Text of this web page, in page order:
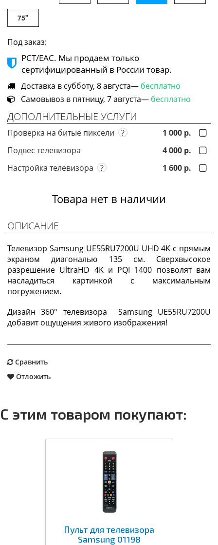
75"
Под заказ:
РСТ/ЕАС. Мы продаем только
сертифицированный в России товар.
Доставка в субботу, 8 августа— бесплатно
Самовывоз в пятницу, 7 августа— бесплатно
ДОПОЛНИТЕЛЬНЫЕ УСЛУГИ
Проверка на битые пиксели ?
1 000 р.
Подвес телевизора
4 000 р.
Настройка телевизора
? 1 600 р.
Товара нет в наличии
ОПИСАНИЕ
Телевизор Samsung UE55RU7200U UHD 4K с прямым
экраном диагональю 135 см. Сверхвысокое
разрешение UltraHD 4K и PQI 1400 позволят вам
насладиться картинкой с максимальным
погружением.
Дизайн 360° телевизора Samsung UE55RU7200U
добавит ощущения живого изображения!
Сравнить
Отложить
С этим товаром покупают:
Пульт для телевизора
Samsung 01198